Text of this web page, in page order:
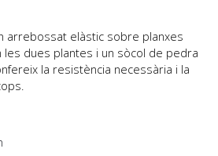
arrebossat elàstic sobre planxes
les dues plantes i un sòcol de pedra
la resistència necessària i la